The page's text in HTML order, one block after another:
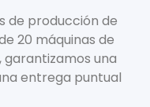
de producción de
20 máquinas de
una
entrega puntual